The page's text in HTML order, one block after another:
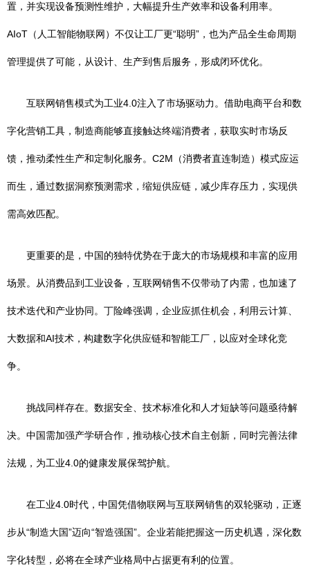
置，并实现设备预测性维护，大幅提升生产效率和设备利用率。
AIoT（人工智能物联网）不仅让工厂更“聪明”，也为产品全生命周期
管理提供了可能，从设计、生产到售后服务，形成闭环优化。
互联网销售模式为工业4.0注入了市场驱动力。借助电商平台和数
字化营销工具，制造商能够直接触达终端消费者，获取实时市场反
馈，推动柔性生产和定制化服务。C2M（消费者直连制造）模式应运
而生，通过数据洞察预测需求，缩短供应链，减少库存压力，实现供
需高效匹配。
更重要的是，中国的独特优势在于庞大的市场规模和丰富的应用
场景。从消费品到工业设备，互联网销售不仅带动了内需，也加速了
技术迭代和产业协同。丁险峰强调，企业应抓住机会，利用云计算、
大数据和AI技术，构建数字化供应链和智能工厂，以应对全球化竞
争。
挑战同样存在。数据安全、技术标准化和人才短缺等问题亟待解
决。中国需加强产学研合作，推动核心技术自主创新，同时完善法律
法规，为工业4.0的健康发展保驾护航。
在工业4.0时代，中国凭借物联网与互联网销售的双轮驱动，正逐
步从“制造大国”迈向“智造强国”。企业若能把握这一历史机遇，深化数
字化转型，必将在全球产业格局中占据更有利的位置。